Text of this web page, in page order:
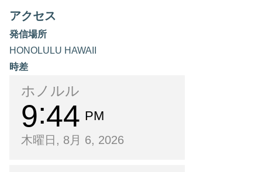
アクセス
発信場所
HONOLULU HAWAII
時差
ホノルル
9 44 PM
木曜日, 8月 6, 2026